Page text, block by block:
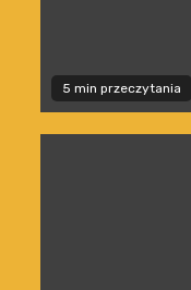
5 min przeczytania